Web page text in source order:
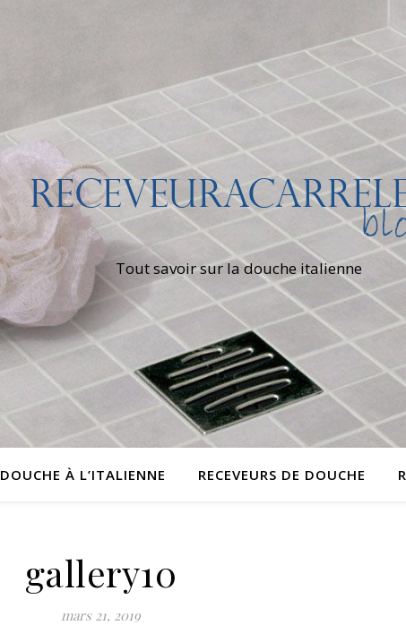
Tout savoir sur la douche italienne
DOUCHE À L’ITALIENNE RECEVEURS DE DOUCHE
gallery10
mars 21, 2019